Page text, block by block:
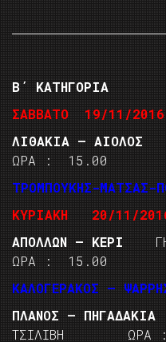
Β΄ ΚΑΤΗΓΟΡΙΑ
ΣΑΒΒΑΤΟ 19/11/2016
ΛΙΘΑΚΙΑ – ΑΙΟΛΟΣ
ΩΡΑ : 15.00
ΤΡΟΜΠΟΥΚΗΣ-ΜΑΤΣΑΣ-
ΚΥΡΙΑΚΗ 20/11/
ΑΠΟΛΛΩΝ – ΚΕΡΙ
ΩΡΑ : 15.00
ΚΑΛΟΓΕΡΑΚΟΣ –
ΠΛΑΝΟΣ –
ΤΣΙΛΙΒΗ ΩΡΑ :